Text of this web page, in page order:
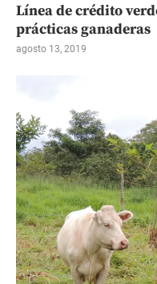
Línea de crédito
prácticas ganaderas
agosto 13, 2019